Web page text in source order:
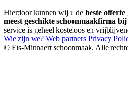
Hierdoor kunnen wij u de beste offerte
meest geschikte schoonmaakfirma
service is geheel kosteloos en
Wie zijn we? Web partners Privacy
© Ets-Minnaert schoonmaak. Alle